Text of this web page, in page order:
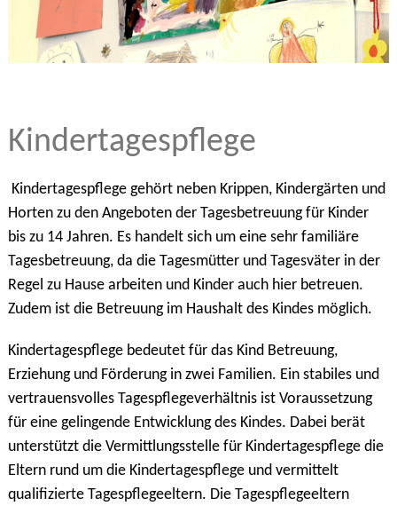
Kindertagespflege
Kindertagespflege gehört neben Krippen, Kindergärten und
Horten zu den Angeboten der Tagesbetreuung für Kinder
bis zu 14 Jahren. Es handelt sich um eine sehr familiäre
Tagesbetreuung, da die Tagesmütter und Tagesväter in der
Regel zu Hause arbeiten und Kinder auch hier betreuen.
Zudem ist die Betreuung im Haushalt des Kindes möglich.
Kindertagespflege bedeutet für das Kind Betreuung,
Erziehung und Förderung in zwei Familien. Ein stabiles und
vertrauensvolles Tagespflegeverhältnis ist Voraussetzung
für eine gelingende Entwicklung des Kindes. Dabei berät
unterstützt die Vermittlungsstelle für Kindertagespflege die
Eltern rund um die Kindertagespflege und vermittelt
qualifizierte Tagespflegeeltern. Die Tagespflegeeltern